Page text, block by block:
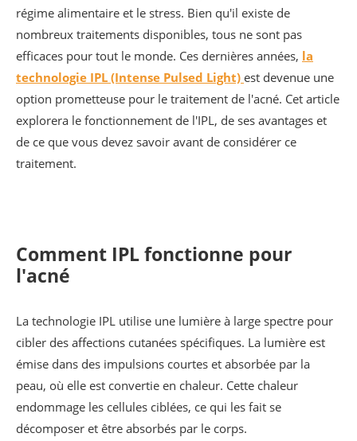
régime alimentaire et le stress. Bien qu'il existe de
nombreux traitements disponibles, tous ne sont pas
efficaces pour tout le monde. Ces dernières années, la
technologie IPL (Intense Pulsed Light) est devenue une
option prometteuse pour le traitement de l'acné. Cet article
explorera le fonctionnement de l'IPL, de ses avantages et
de ce que vous devez savoir avant de considérer ce
traitement.
Comment IPL fonctionne pour
l'acné
La technologie IPL utilise une lumière à large spectre pour
cibler des affections cutanées spécifiques. La lumière est
émise dans des impulsions courtes et absorbée par la
peau, où elle est convertie en chaleur. Cette chaleur
endommage les cellules ciblées, ce qui les fait se
décomposer et être absorbés par le corps.